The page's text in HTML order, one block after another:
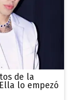
de la
lo empezó